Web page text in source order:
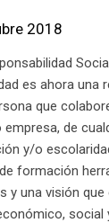
2018
es ahora una
que
de
y/o
formación
y una visión que
social